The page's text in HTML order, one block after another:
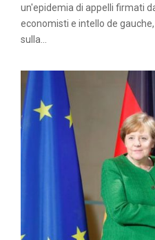
un'epidemia di appelli firmati
economisti e intello de
sulla...